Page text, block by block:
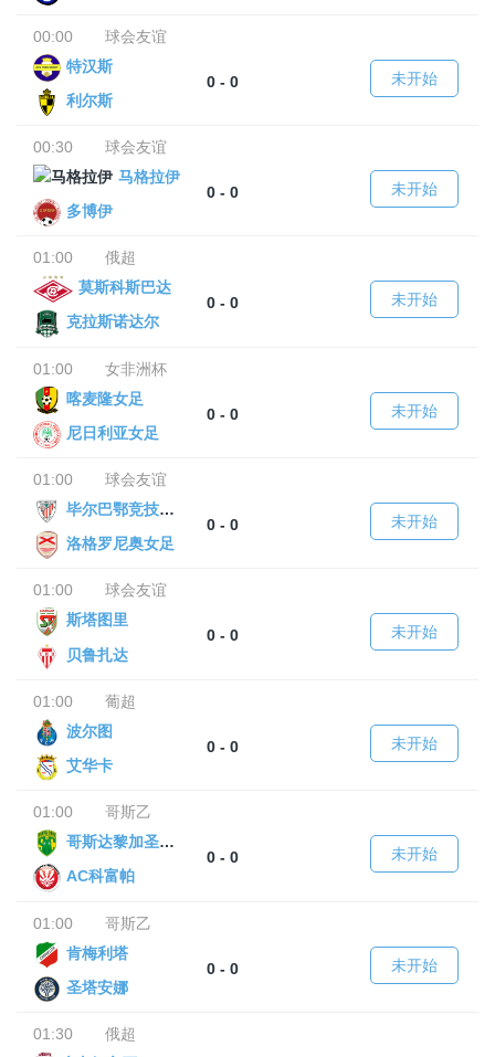
00:00
球会友谊
特汉斯
0 - 0
利尔斯
未开始
00:30
球会友谊
马格拉伊
0 - 0
多博伊
未开始
01:00
俄超
莫斯科斯巴达
0 - 0
克拉斯诺达尔
未开始
01:00
女非洲杯
喀麦隆女足
0 - 0
尼日利亚女足
未开始
01:00
球会友谊
毕尔巴鄂竞技女足
0 - 0
洛格罗尼奥女足
未开始
01:00
球会友谊
斯塔图里
0 - 0
贝鲁扎达
未开始
01:00
葡超
波尔图
0 - 0
艾华卡
未开始
01:00
哥斯乙
哥斯达黎加圣塔库鲁
0 - 0
AC科富帕
未开始
01:00
哥斯乙
肯梅利塔
0 - 0
圣塔安娜
未开始
01:30
俄超